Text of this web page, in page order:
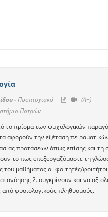
-Προπτυχιακό -
(A+)
Πατρών
το πρίσµα των ψυχολογικών
αφορούν την εξέταση
προτάσεων όπως επίσης και
το πως επεξεργαζόµαστε τη
µαθήµατος οι φοιτητές/
2. συγκρίνουν και να
φυσιολογικούς πληθυσµούς.